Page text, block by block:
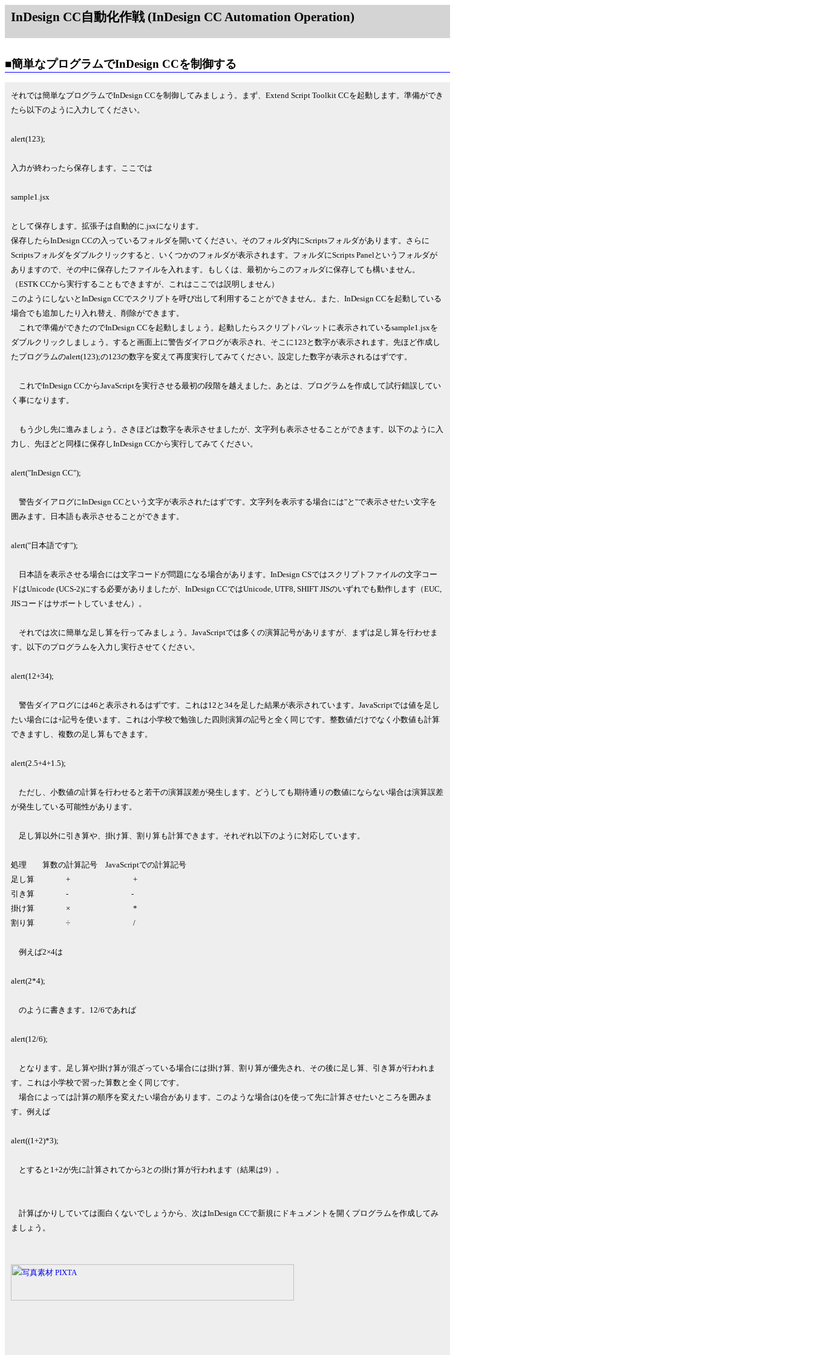
InDesign CC自動化作戦 (InDesign CC Automation Operation)
■簡単なプログラムでInDesign CCを制御する
それでは簡単なプログラムでInDesign CCを制御してみましょう。まず、Extend Script Toolkit CCを起動します。準備ができ
たら以下のように入力してください。
alert(123);
入力が終わったら保存します。ここでは
sample1.jsx
として保存します。拡張子は自動的に.jsxになります。
保存したらInDesign CCの入っているフォルダを開いてください。そのフォルダ内にScriptsフォルダがあります。さらに
Scriptsフォルダをダブルクリックすると、いくつかのフォルダが表示されます。フォルダにScripts Panelというフォルダが
ありますので、その中に保存したファイルを入れます。もしくは、最初からこのフォルダに保存しても構いません。
（ESTK CCから実行することもできますが、これはここでは説明しません）
このようにしないとInDesign CCでスクリプトを呼び出して利用することができません。また、InDesign CCを起動している
場合でも追加したり入れ替え、削除ができます。
これで準備ができたのでInDesign CCを起動しましょう。起動したらスクリプトパレットに表示されているsample1.jsxを
ダブルクリックしましょう。すると画面上に警告ダイアログが表示され、そこに123と数字が表示されます。先ほど作成し
たプログラムのalert(123);の123の数字を変えて再度実行してみてください。設定した数字が表示されるはずです。
これでInDesign CCからJavaScriptを実行させる最初の段階を越えました。あとは、プログラムを作成して試行錯誤してい
く事になります。
もう少し先に進みましょう。さきほどは数字を表示させましたが、文字列も表示させることができます。以下のように入
力し、先ほどと同様に保存しInDesign CCから実行してみてください。
alert("InDesign CC");
警告ダイアログにInDesign CCという文字が表示されたはずです。文字列を表示する場合には"と"で表示させたい文字を
囲みます。日本語も表示させることができます。
alert("日本語です");
日本語を表示させる場合には文字コードが問題になる場合があります。InDesign CSではスクリプトファイルの文字コー
ドはUnicode (UCS-2)にする必要がありましたが、InDesign CCではUnicode, UTF8, SHIFT JISのいずれでも動作します（EUC,
JISコードはサポートしていません）。
それでは次に簡単な足し算を行ってみましょう。JavaScriptでは多くの演算記号がありますが、まずは足し算を行わせま
す。以下のプログラムを入力し実行させてください。
alert(12+34);
警告ダイアログには46と表示されるはずです。これは12と34を足した結果が表示されています。JavaScriptでは値を足し
たい場合には+記号を使います。これは小学校で勉強した四則演算の記号と全く同じです。整数値だけでなく小数値も計算
できますし、複数の足し算もできます。
alert(2.5+4+1.5);
ただし、小数値の計算を行わせると若干の演算誤差が発生します。どうしても期待通りの数値にならない場合は演算誤差
が発生している可能性があります。
足し算以外に引き算や、掛け算、割り算も計算できます。それぞれ以下のように対応しています。
処理 算数の計算記号 JavaScriptでの計算記号
足し算 + +
引き算 - -
掛け算 × *
割り算 ÷ /
例えば2×4は
alert(2*4);
のように書きます。12/6であれば
alert(12/6);
となります。足し算や掛け算が混ざっている場合には掛け算、割り算が優先され、その後に足し算、引き算が行われま
す。これは小学校で習った算数と全く同じです。
場合によっては計算の順序を変えたい場合があります。このような場合は()を使って先に計算させたいところを囲みま
す。例えば
alert((1+2)*3);
とすると1+2が先に計算されてから3との掛け算が行われます（結果は9）。
計算ばかりしていては面白くないでしょうから、次はInDesign CCで新規にドキュメントを開くプログラムを作成してみ
ましょう。